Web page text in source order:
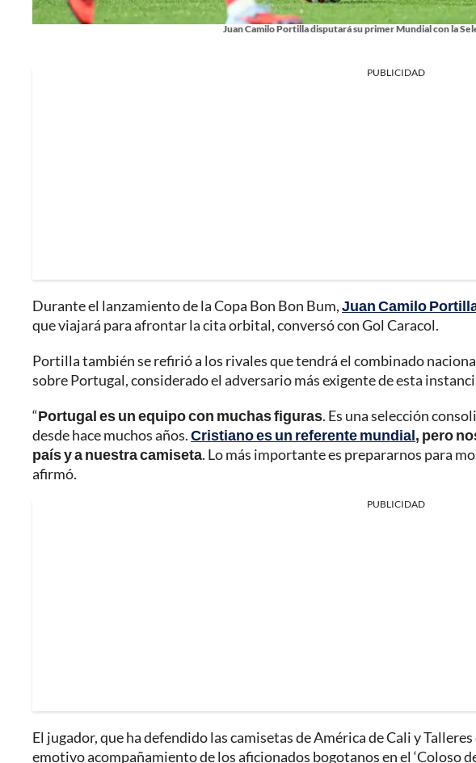
Juan Camilo Portilla disputará su primer Mundial con la
PUBLICIDAD
Durante el lanzamiento de la Copa Bon Bon Bum,Juan Camilo
que viajará para afrontar la cita orbital, conversó con Gol Caracol.
Portilla también se refirió a los rivales que tendrá el combinado
sobre Portugal, considerado el adversario más exigente de esta
“Portugal es un equipo con muchas figuras. Es una selección
desde hace muchos años.Cristiano es un referente mundial, pero
país y a nuestra camiseta. Lo más importante es prepararnos para
afirmó.
PUBLICIDAD
El jugador, que ha defendido las camisetas de América de Cali y
emotivo acompañamiento de los aficionados bogotanos en el ‘Coloso de